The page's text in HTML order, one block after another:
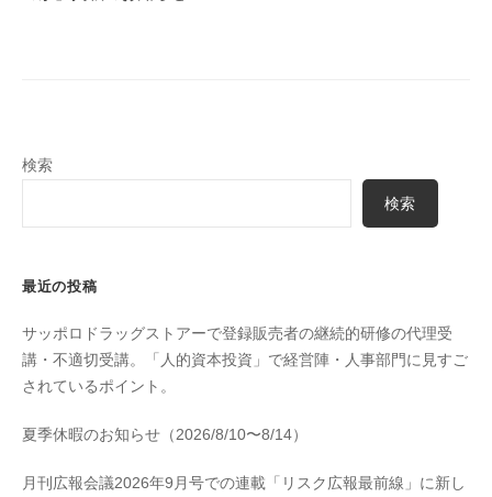
検索
検索
最近の投稿
サッポロドラッグストアーで登録販売者の継続的研修の代理受
講・不適切受講。「人的資本投資」で経営陣・人事部門に見すご
されているポイント。
夏季休暇のお知らせ（2026/8/10〜8/14）
月刊広報会議2026年9月号での連載「リスク広報最前線」に新し